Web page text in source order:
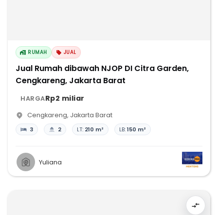
RUMAH JUAL
Jual Rumah dibawah NJOP DI Citra Garden,
Cengkareng, Jakarta Barat
HARGARp2 miliar
Cengkareng, Jakarta Barat
3 2 LT: 210 m² LB:150 m²
Yuliana